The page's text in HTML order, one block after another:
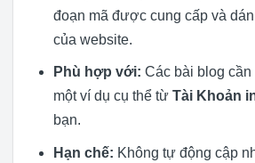
đoạn mã được cung cấp và
của website.
Phù hợp với: Các bài blog
một ví dụ cụ thể từ Tài Khoản
bạn.
Hạn chế: Không tự động cập